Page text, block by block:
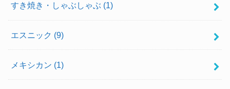
すき焼き・しゃぶしゃぶ (1)
エスニック (9)
メキシカン (1)